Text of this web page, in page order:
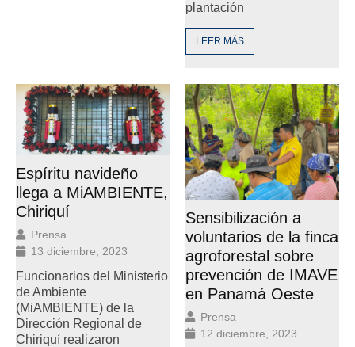
plantación
LEER MÁS
Espíritu navideño
llega a MiAMBIENTE,
Chiriquí
Prensa
13 diciembre, 2023
Funcionarios del Ministerio
de Ambiente
(MiAMBIENTE) de la
Dirección Regional de
Chiriquí realizaron
Sensibilización a
voluntarios de la finca
agroforestal sobre
prevención de IMAVE
en Panamá Oeste
Prensa
12 diciembre, 2023